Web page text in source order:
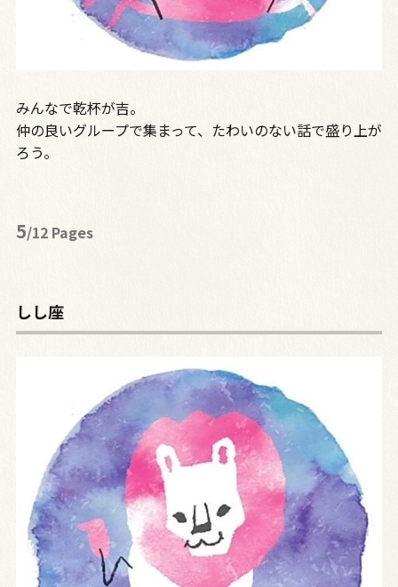
みんなで乾杯が吉。
仲の良いグループで集まって、たわいのない話で盛り上が
ろう。
5/12 Pages
しし座